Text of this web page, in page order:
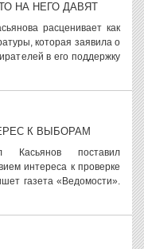
НА НЕГО ДАВЯТ
расценивает как
которая заявила о
в его поддержку
К ВЫБОРАМ
Касьянов поставил
интереса к проверке
газета «Ведомости».